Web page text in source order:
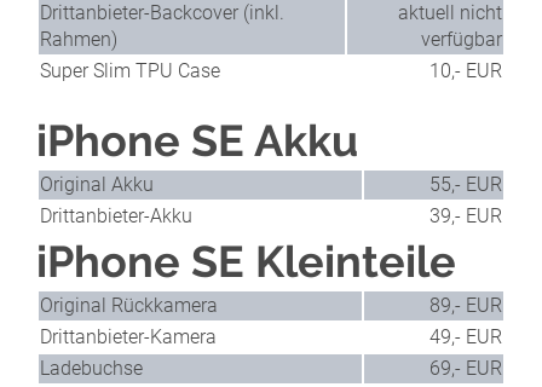
Drittanbieter-Backcover (inkl.
Rahmen)
aktuell nicht
verfügbar
Super Slim TPU Case
10,- EUR
iPhone SE Akku
Original Akku
55,- EUR
Drittanbieter-Akku
39,- EUR
iPhone SE Kleinteile
Original Rückkamera
89,- EUR
Drittanbieter-Kamera
49,- EUR
Ladebuchse
69,- EUR